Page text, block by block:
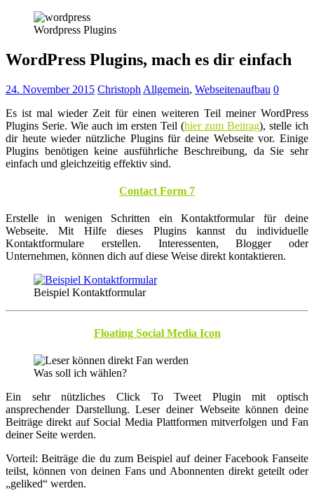
Wordpress Plugins
WordPress Plugins, mach es dir einfach
24. November 2015 Christoph Allgemein, Webseitenaufbau 0
Es ist mal wieder Zeit für einen weiteren Teil meiner WordPress
Plugins Serie. Wie auch im ersten Teil (hier zum Beitrag), stelle ich
dir heute wieder nützliche Plugins für deine Webseite vor. Einige
Plugins benötigen keine ausführliche Beschreibung, da Sie sehr
einfach und gleichzeitig effektiv sind.
Contact Form 7
Erstelle in wenigen Schritten ein Kontaktformular für deine
Webseite. Mit Hilfe dieses Plugins kannst du individuelle
Kontaktformulare erstellen. Interessenten, Blogger oder
Unternehmen, können dich auf diese Weise direkt kontaktieren.
Beispiel Kontaktformular
Floating Social Media Icon
Was soll ich wählen?
Ein sehr nützliches Click To Tweet Plugin mit optisch
ansprechender Darstellung. Leser deiner Webseite können deine
Beiträge direkt auf Social Media Plattformen mitverfolgen und Fan
deiner Seite werden.
Vorteil: Beiträge die du zum Beispiel auf deiner Facebook Fanseite
teilst, können von deinen Fans und Abonnenten direkt geteilt oder
„geliked“ werden.